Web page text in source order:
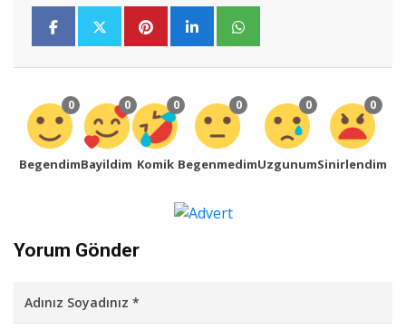
0
Begendim
0
Bayildim
0
Komik
0
Begenmedim
0
Uzgunum
0
Sinirlendim
Yorum Gönder